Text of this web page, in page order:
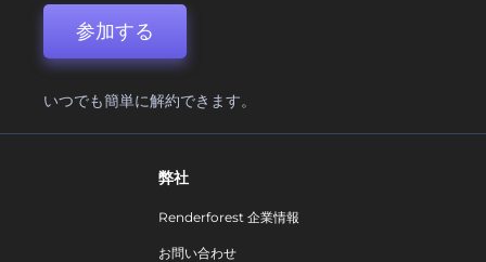
参加する
いつでも簡単に解約できます。
弊社
Renderforest 企業情報
お問い合わせ